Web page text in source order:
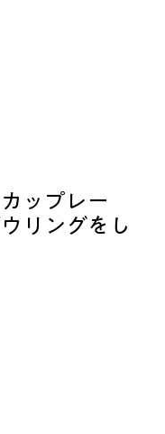
ップレー
リングをし